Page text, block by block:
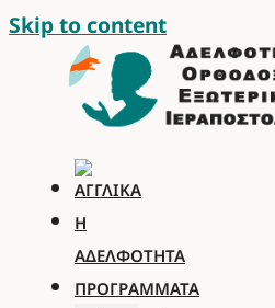
Skip to content
Η
ΑΔΕΛΦΌΤΗΤΑ
ΠΡΟΓΡΆΜΜΑΤΑ